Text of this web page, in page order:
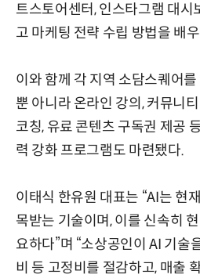
트스토어센터, 인스타그램 대시
고 마케팅 전략 수립 방법을 배
이와 함께 각 지역 소담스퀘어
뿐 아니라 온라인 강의, 커뮤니
코칭, 유료 콘텐츠 구독권 제공
력 강화 프로그램도 마련됐다.
이태식 한유원 대표는 “AI는 현
목받는 기술이며, 이를 신속히
요하다”며 “소상공인이 AI 기술
비 등 고정비를 절감하고, 매출